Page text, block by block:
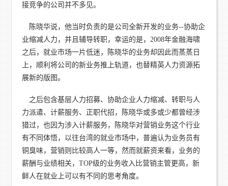
接竞争的公司并不多见。
陈晓华说，他当时负责的是公司全新开发的业务--协助企
业缩减人力，并且辅导转职，幸运的是，2008年金融海啸
之后，就业市场一片低迷，陈晓华的业务却因此而蒸蒸日
上，顺利将公司的新业务推上轨道，也替精英人力资源拓
展新的版图。
之后包含基层人力招募、协助企业人力缩减、转职与人
力派遣、计薪服务、正职代招，陈晓华或多或少都曾经涉
猎过，也因为涉入计薪服务，陈晓华对营销业务这个行业
有不同体悟，以往台湾的就业市场中，普遍认为业务员有
铜臭味，营销则比较高人一等，然而就薪资来看，业务的
薪酬与业绩相关，TOP级的业务收入比营销主管更高，新
鲜人在就业上可以有不同的思考角度。